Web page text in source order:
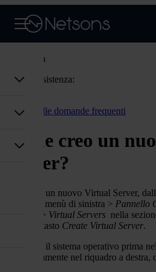
Assistenza
Codice assistenza:
Torna alle domande frequenti
Come creo un
Server?
Per creare un nuovo Virtual Server,
nel menù di sinistra > Pannello
> Virtual Servers nella
> tasto Create Virtual Server.
Scegli ora il sistema operativo prima
successivamente nel riquadro a